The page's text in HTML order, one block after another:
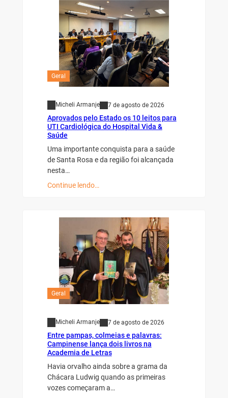
Geral
Micheli Armanje 7 de agosto de 2026
Aprovados pelo Estado os 10 leitos para
UTI Cardiológica do Hospital Vida &
Saúde
Uma importante conquista para a saúde
de Santa Rosa e da região foi alcançada
nesta…
Continue lendo…
Geral
Micheli Armanje 7 de agosto de 2026
Entre pampas, colmeias e palavras:
Campinense lança dois livros na
Academia de Letras
Havia orvalho ainda sobre a grama da
Chácara Ludwig quando as primeiras
vozes começaram a…